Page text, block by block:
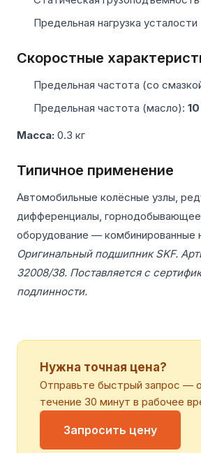
Предельная нагрузка усталости
Скоростные
Предельная частота (со
Предельная частота (масло):
Масса: 0.3 кг
Типичное применение
Автомобильные колёсные узлы,
дифференциалы,
оборудование — комбинированные
Оригинальный подшипник SKF.
32008/38. Поставляется с
подлинности.
Нужна точная цена?
Отправьте быстрый запрос —
течение 30 минут в рабочее
Запросить цену